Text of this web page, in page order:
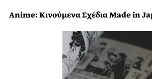
Anime: Κινούμενα Σχέδια Made in